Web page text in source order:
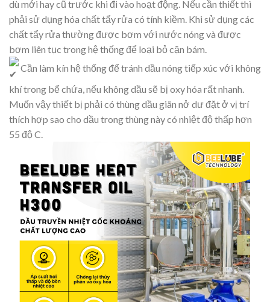
dù mới hay cũ trước khi đi vào hoạt động. Nếu cần thiết thì
phải sử dụng hóa chất tẩy rửa có tính kiềm. Khi sử dụng các
chất tẩy rửa thường được bơm với nước nóng và được
bơm liên tục trong hệ thống để loại bỏ cặn bám.
Cần làm kín hệ thống để tránh dầu nóng tiếp xúc với không
khí trong bể chứa, nếu không dầu sẽ bị oxy hóa rất nhanh.
Muốn vậy thiết bị phải có thùng dầu giãn nở dư đặt ở vị trí
thích hợp sao cho dầu trong thùng này có nhiệt độ thấp hơn
55 độ C.